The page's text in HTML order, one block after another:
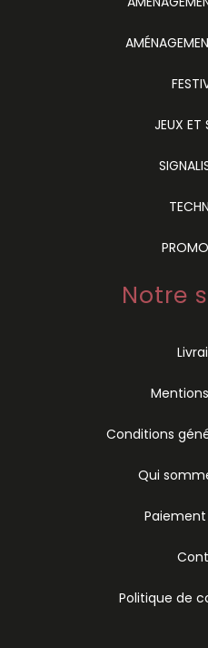
JEUX ET
Notre
Conditions
Qui
Politique de